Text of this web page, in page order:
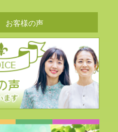
お客様の声